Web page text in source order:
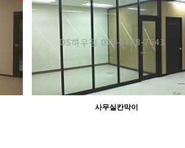
사무실칸막이